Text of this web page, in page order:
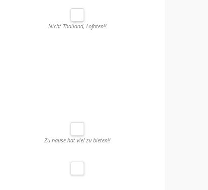
Nicht Thailand, Lofoten!!
Zu hause hat viel zu bieten!!